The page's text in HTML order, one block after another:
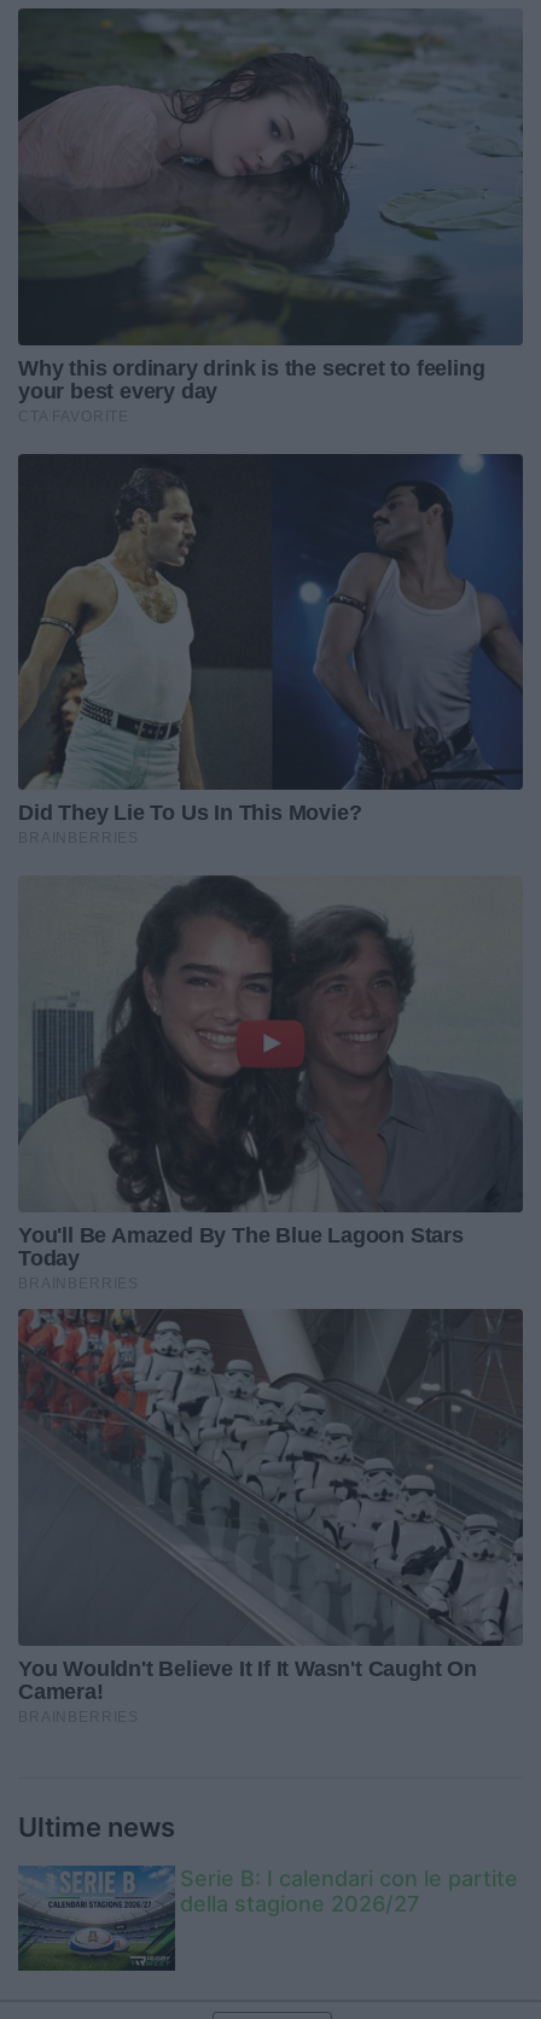
Ultime news
Serie B: I calendari con le partite
della stagione 2026/27